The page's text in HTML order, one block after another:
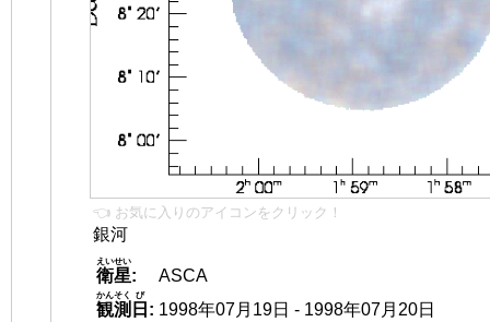
👈 お気に入りのアイコンをクリック！
銀河
衛星
えいせい
:
ASCA
観測
かんそく
日
び
: 1998年07月19日 - 1998年07月20日